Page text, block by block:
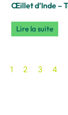
Œillet d’Inde –
Lire la suite
1 2 3 4